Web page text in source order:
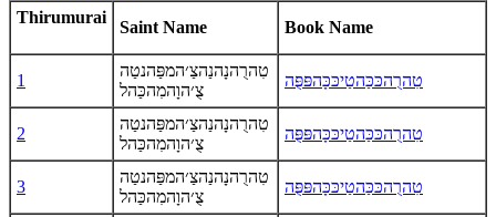
Thirumurai
Saint Name Book Name
1
טִהרֻהנָהנַהצַ׳המפַּהנטַה
צֻ׳הוָהמִהכַּהל
טִהרֻהכּכַּהטַיכּכָּהפּפֻּה
2
טִהרֻהנָהנַהצַ׳המפַּהנטַה
צֻ׳הוָהמִהכַּהל
טִהרֻהכּכַּהטַיכּכָּהפּפֻּה
3
טִהרֻהנָהנַהצַ׳המפַּהנטַה
צֻ׳הוָהמִהכַּהל
טִהרֻהכּכַּהטַיכּכָּהפּפֻּה